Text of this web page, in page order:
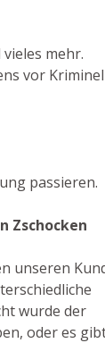
mehr.
vor
passieren.
Zschocken
unseren
wurde der
oder es